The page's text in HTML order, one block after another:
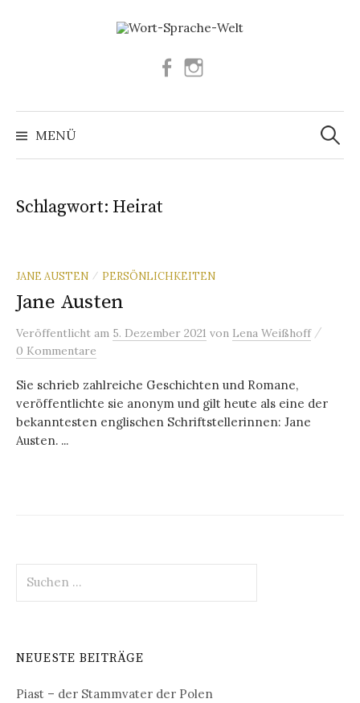
Facebook
MENÜ
Suchen
nach:
Schlagwort: Heirat
JANE AUSTEN / PERSÖNLICHKEITEN
Jane Austen
Veröffentlicht am 5. Dezember 2021 von Lena Weißhoff /
0 Kommentare
Sie schrieb zahlreiche Geschichten und Romane,
veröffentlichte sie anonym und gilt heute als eine der
bekanntesten englischen Schriftstellerinnen: Jane
Austen. ...
nach:
NEUESTE BEITRÄGE
Piast – der Stammvater der Polen